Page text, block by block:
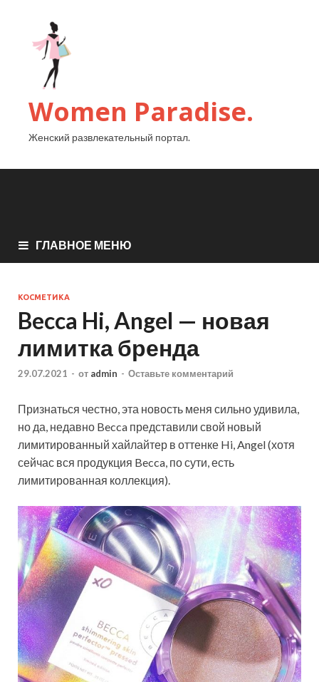
Women Paradise.
Женский развлекательный портал.
ГЛАВНОЕ МЕНЮ
КОСМЕТИКА
Becca Hi, Angel — новая
лимитка бренда
29.07.2021 - от admin - Оставьте комментарий
Признаться честно, эта новость меня сильно удивила,
но да, недавно Becca представили свой новый
лимитированный хайлайтер в оттенке Hi, Angel (хотя
сейчас вся продукция Becca, по сути, есть
лимитированная коллекция).